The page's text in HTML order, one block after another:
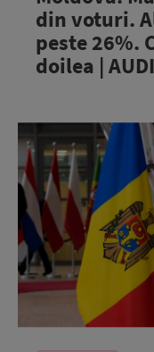
din voturi.
peste 26%.
doilea |